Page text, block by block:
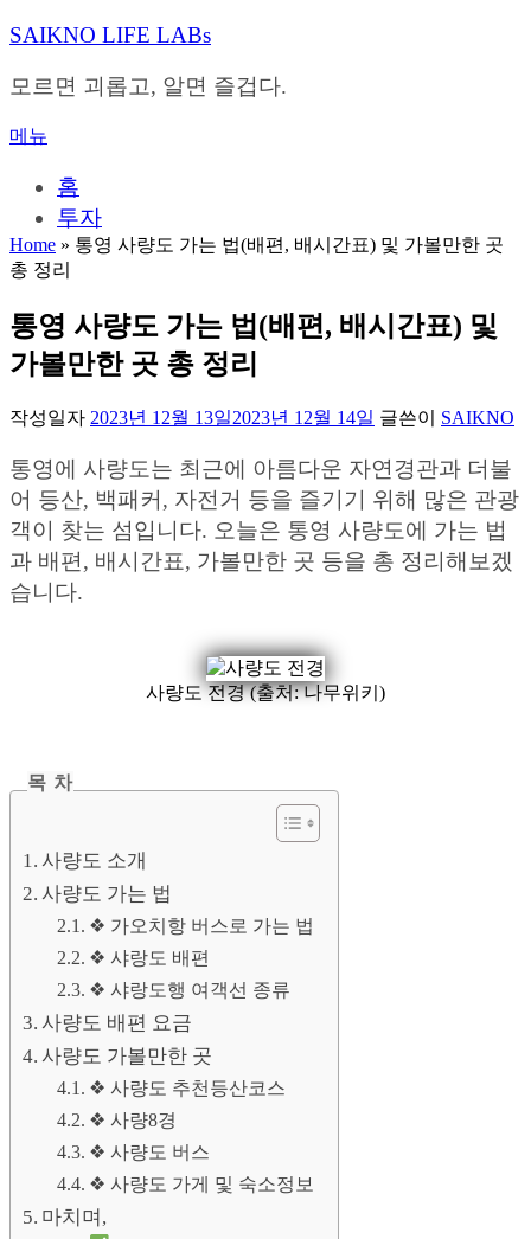
내
으
바
SAIKNO LIFE LABs
모르면 괴롭고, 알면 즐겁다.
메뉴
홈
투자
Home » 통영 사량도 가는 법(배편, 배시간표) 및 가볼만한 곳
총 정리
통영 사량도 가는 법(배편, 배시간표) 및
가볼만한 곳 총 정리
작성일자 2023년 12월 13일2023년 12월 14일 글쓴이 SAIKNO
통영에 사량도는 최근에 아름다운 자연경관과 더불
어 등산, 백패커, 자전거 등을 즐기기 위해 많은 관광
객이 찾는 섬입니다. 오늘은 통영 사량도에 가는 법
과 배편, 배시간표, 가볼만한 곳 등을 총 정리해보겠
습니다.
사량도 전경 (출처: 나무위키)
목 차
사량도 소개
사량도 가는 법
❖ 가오치항 버스로 가는 법
❖ 샤랑도 배편
❖ 샤랑도행 여객선 종류
사량도 배편 요금
사량도 가볼만한 곳
❖ 사량도 추천등산코스
❖ 사량8경
❖ 사량도 버스
❖ 사량도 가게 및 숙소정보
마치며,